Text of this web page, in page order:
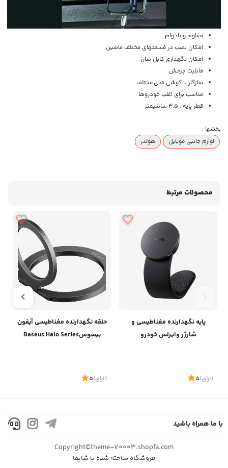
مقاوم و بادوام
امکان نصب در قسمتهای مختلف ماشین
امکان نگهداری کابل شارژ
قابلیت چرخش
سازگار با گوشی های مختلف
مناسب برای اغلب خودروها
قطر پایه : 3.5 سانتیمتر
بخشها :
لوازم جانبی موبایل
هولدر
محصولات مرتبط
پایه نگهدارنده مغناطیسی و
شارژر وایرلس خودرو
Car Mount C40156000111-00
(1 رای)
5
حلقه نگهدارنده مغناطیسی آیفون
بیسوسBaseus Halo Series
(1 رای)
5
با ما همراه باشید
Copyright©theme-70003.shopfa.com
فروشگاه ساخته شده با شاپفا